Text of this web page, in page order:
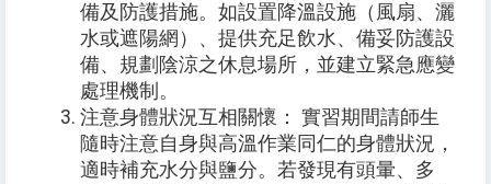
備及防護措施。如設置降溫設施（風扇、灑
水或遮陽網）、提供充足飲水、備妥防護設
備、規劃陰涼之休息場所，並建立緊急應變
處理機制。
注意身體狀況互相關懷： 實習期間請師生
隨時注意自身與高溫作業同仁的身體狀況，
適時補充水分與鹽分。若發現有頭暈、多